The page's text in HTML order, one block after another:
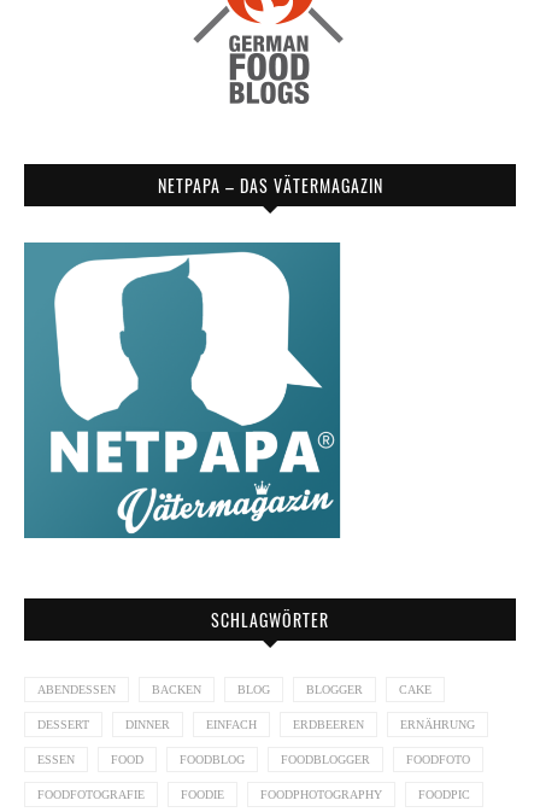
NETPAPA – DAS VÄTERMAGAZIN
SCHLAGWÖRTER
ABENDESSEN BACKEN BLOG BLOGGER CAKE
DESSERT DINNER EINFACH ERDBEEREN ERNÄHRUNG
ESSEN FOOD FOODBLOG FOODBLOGGER FOODFOTO
FOODFOTOGRAFIE FOODIE FOODPHOTOGRAPHY FOODPIC